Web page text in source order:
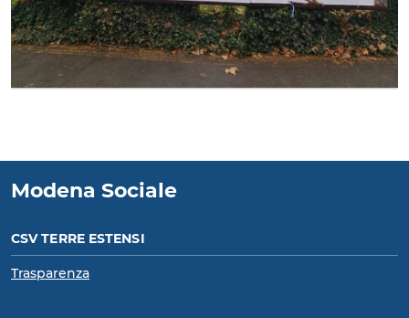
Modena Sociale
CSV TERRE ESTENSI
Trasparenza